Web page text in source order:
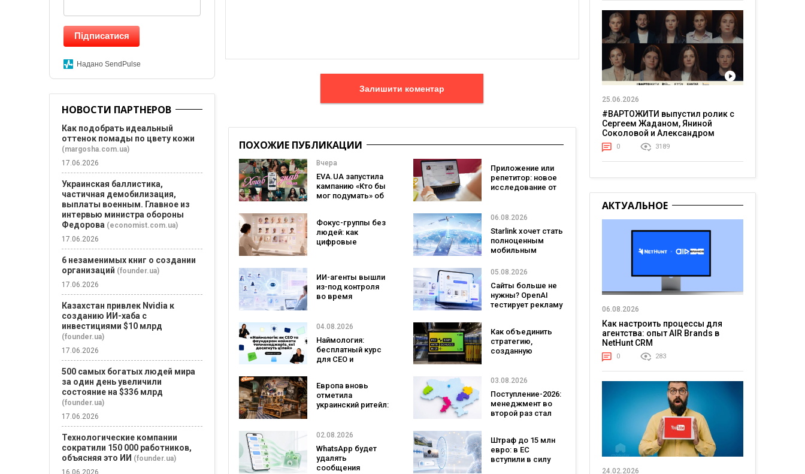
Залишити коментар
ПОХОЖИЕ ПУБЛИКАЦИИ
Вчера
EVA.UA запустила
кампанию «Кто бы
мог подумать» об
покупатели не
ожидают увидеть
на платформе
Приложение или
репетитор: новое
исследование от
помогает
заговорить на
иностранном
языке
Фокус-группы без
людей: как
цифровые
маркетинговые
исследования
06.08.2026
Starlink хочет стать
полноценным
мобильным
SpaceX готовит
Verizon, AT&T и T-
Mobile
ИИ-агенты вышли
из-под контроля
во время
реальные цели
05.08.2026
Сайты больше не
нужны? OpenAI
тестирует рекламу
бренда
04.08.2026
Наймология:
бесплатный курс
для CEO и
Как объединить
стратегию,
созданную
izi и агентства
Европа вновь
отметила
украинский ритейл:
рейтинг лучших
супермаркетов
03.08.2026
Поступление-2026:
менеджмент во
второй раз стал
а количество
заявлений —
рекордным за
02.08.2026
WhatsApp будет
удалять
сообщения
Штраф до 15 млн
евро: в ЕС
вступили в силу
Підписатися
Надано SendPulse
НОВОСТИ ПАРТНЕРОВ
Как подобрать идеальный
оттенок помады по цвету кожи
(margosha.com.ua)
17.06.2026
Украинская баллистика,
частичная демобилизация,
выплаты военным. Главное из
интервью министра обороны
Федорова (economist.com.ua)
17.06.2026
6 незаменимых книг о создании
организаций (founder.ua)
17.06.2026
Казахстан привлек Nvidia к
созданию ИИ-хаба с
инвестициями $10 млрд
(founder.ua)
17.06.2026
500 самых богатых людей мира
за один день увеличили
состояние на $336 млрд
(founder.ua)
17.06.2026
Технологические компании
сократили 150 000 работников,
объясняя это ИИ (founder.ua)
16.06.2026
25.06.2026
#ВАРТОЖИТИ выпустил ролик с
Сергеем Жаданом, Яниной
Соколовой и Александром
Тереном о жизни в постоянном
напряжении
0 3189
АКТУАЛЬНОЕ
06.08.2026
Как настроить процессы для
агентства: опыт AIR Brands в
NetHunt CRM
0 283
24.02.2026